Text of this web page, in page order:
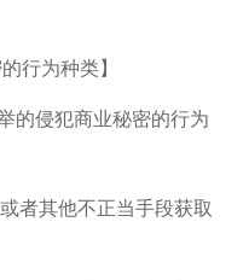
为种类】
侵犯商业秘密的行为
其他不正当手段获取